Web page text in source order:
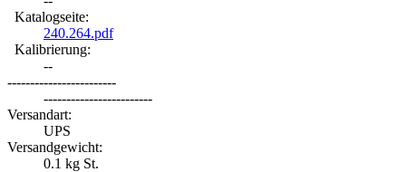
Katalogseite:
240.264.pdf
Kalibrierung:
--
------------------------
------------------------
Versandart:
UPS
Versandgewicht:
0.1 kg St.